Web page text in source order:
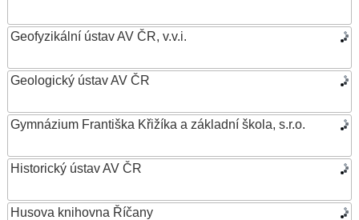
Geofyzikální ústav AV ČR, v.v.i.
Geologický ústav AV ČR
Gymnázium Františka Křižíka a základní škola, s.r.o.
Historický ústav AV ČR
Husova knihovna Říčany